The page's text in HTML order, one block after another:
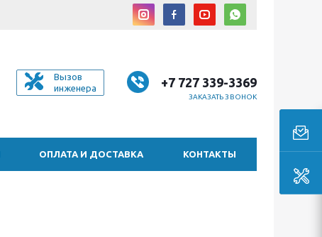
Вызов
инженера
+7 727 339-3369
ЗАКАЗАТЬ ЗВОНОК
ОПЛАТА И ДОСТАВКА КОНТАКТЫ